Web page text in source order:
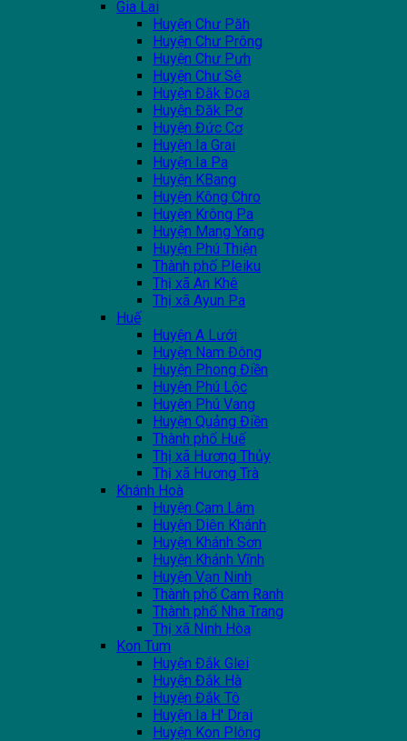
Gia Lai
Huyện Chư Păh
Huyện Chư Prông
Huyện Chư Pưh
Huyện Chư Sê
Huyện Đăk Đoa
Huyện Đăk Pơ
Huyện Đức Cơ
Huyện Ia Grai
Huyện Ia Pa
Huyện KBang
Huyện Kông Chro
Huyện Krông Pa
Huyện Mang Yang
Huyện Phú Thiện
Thành phố Pleiku
Thị xã An Khê
Thị xã Ayun Pa
Huế
Huyện A Lưới
Huyện Nam Đông
Huyện Phong Điền
Huyện Phú Lộc
Huyện Phú Vang
Huyện Quảng Điền
Thành phố Huế
Thị xã Hương Thủy
Thị xã Hương Trà
Khánh Hoà
Huyện Cam Lâm
Huyện Diên Khánh
Huyện Khánh Sơn
Huyện Khánh Vĩnh
Huyện Vạn Ninh
Thành phố Cam Ranh
Thành phố Nha Trang
Thị xã Ninh Hòa
Kon Tum
Huyện Đắk Glei
Huyện Đắk Hà
Huyện Đắk Tô
Huyện Ia H' Drai
Huyện Kon Plông